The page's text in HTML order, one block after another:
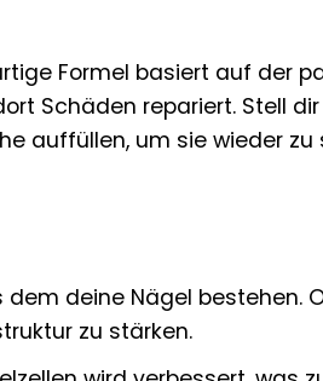
Formel basiert auf der
Schäden repariert. Stell dir
auffüllen, um sie wieder zu
deine Nägel bestehen.
zu stärken.